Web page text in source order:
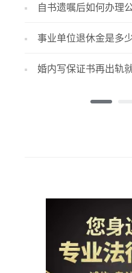
育设施重大安全事故罪
自书遗嘱后如何办理
公证遗嘱哪个效力高？
事业单位退休金是多
工资如何计算？
婚内写保证书再出轨
吗？婚内保证书是能随便